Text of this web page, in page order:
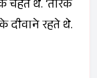
चहेते थे. ‘तारक
दीवाने रहते थे.